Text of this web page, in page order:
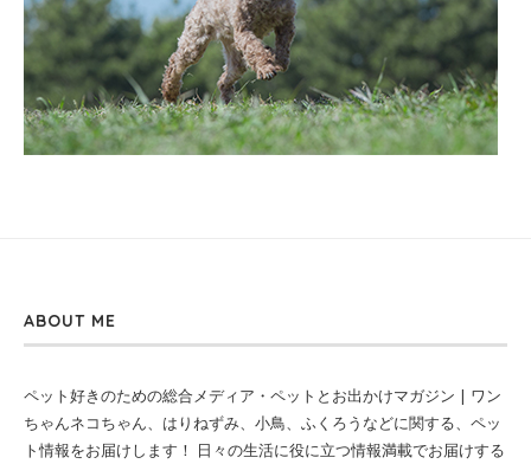
ABOUT ME
ペット好きのための総合メディア・ペットとお出かけマガジン | ワン
ちゃんネコちゃん、はりねずみ、小鳥、ふくろうなどに関する、ペッ
ト情報をお届けします！ 日々の生活に役に立つ情報満載でお届けする